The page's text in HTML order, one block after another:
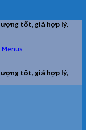
tốt, giá hợp lý,
tốt, giá hợp lý,